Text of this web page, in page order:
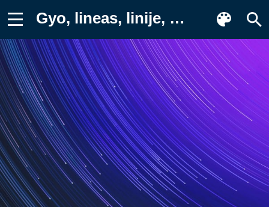
Gyo, lineas, linije, liniya, линии Картинка на телефон